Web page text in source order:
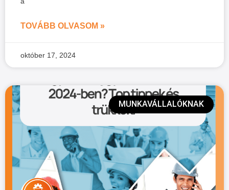
TOVÁBB OLVASOM »
október 17, 2024
MUNKAVÁLLALÓKNAK